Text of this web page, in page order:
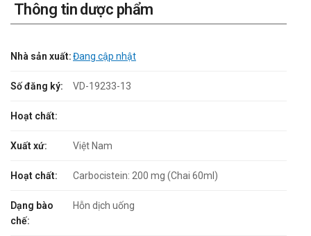
Thông tin dược phẩm
Nhà sản xuất:Đang cập nhật
Số đăng ký: VD-19233-13
Hoạt chất:
Xuất xứ: Việt Nam
Hoạt chất: Carbocistein: 200 mg (Chai 60ml)
Dạng bào
chế:
Hỗn dịch uống